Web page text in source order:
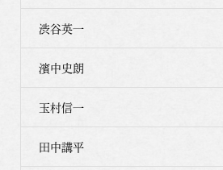
渋谷英一
濱中史朗
玉村信一
田中講平